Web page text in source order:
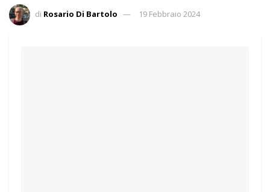
di Rosario Di Bartolo 19 Febbraio 2024